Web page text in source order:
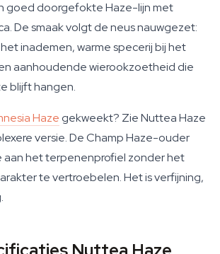
goed doorgefokte Haze-lijn met
De smaak volgt de neus nauwgezet:
inademen, warme specerij bij het
aanhoudende wierookzoetheid die
blijft hangen.
Haze gekweekt? Zie Nuttea Haze
versie. De Champ Haze-ouder
het terpenenprofiel zonder het
te vertroebelen. Het is verfijning,